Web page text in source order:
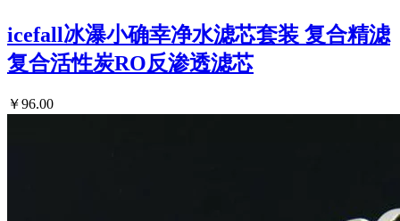
icefall冰瀑小确幸净水滤芯套装 复合精滤
复合活性炭RO反渗透滤芯
￥96.00